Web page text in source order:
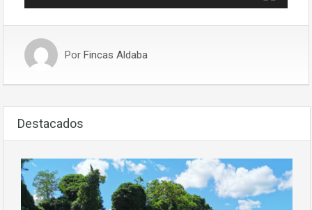
Por Fincas Aldaba
Destacados